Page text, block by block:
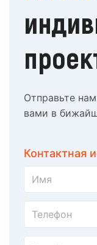
Отправьте
вами в
Контактная